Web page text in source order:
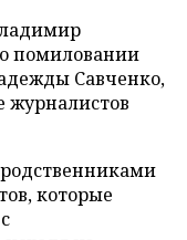
о помиловании
Савченко,
журналистов
которые